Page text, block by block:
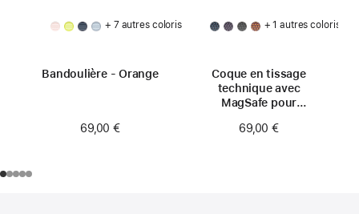
+ 7 autres coloris
Bandoulière - Orange
69,00 €
+ 1 autres coloris
Coque en tissage
technique avec
MagSafe pour
Noir
69,00 €